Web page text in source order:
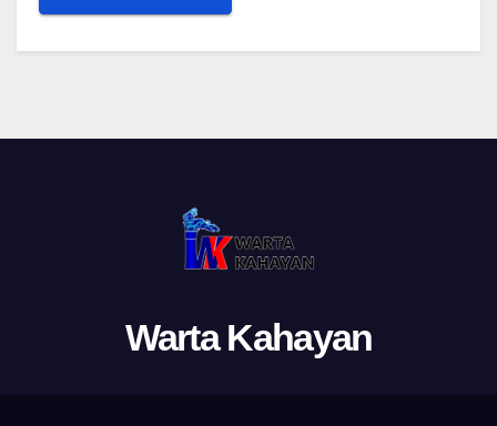
Warta Kahayan